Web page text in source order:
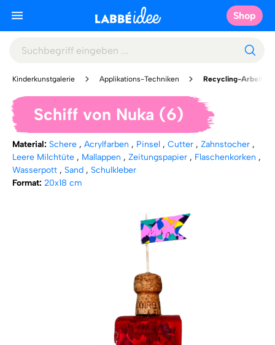
Shop
Kinderkunstgalerie Applikations-Techniken Recycling-Arbeiten
Schiff von Nuka (6)
Material: Schere , Acrylfarben , Pinsel , Cutter , Zahnstocher ,
Leere Milchtüte , Mallappen , Zeitungspapier , Flaschenkorken ,
Wasserpott , Sand , Schulkleber
Format: 20x18 cm